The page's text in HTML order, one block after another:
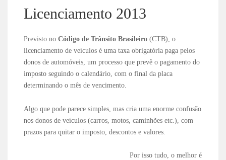
Licenciamento 2013
Previsto noCódigo de Trânsito Brasileiro (CTB), o
licenciamento de veículos é uma taxa obrigatória paga pelos
donos de automóveis, um processo que prevê o pagamento do
imposto seguindo o calendário, com o final da placa
determinando o mês de vencimento.
Algo que pode parece simples, mas cria uma enorme confusão
nos donos de veículos (carros, motos, caminhões etc.), com
prazos para quitar o imposto, descontos e valores.
Por isso tudo, o melhor é